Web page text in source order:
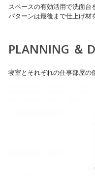
スペースの有効活用で洗面
パターンは最後まで仕上げ材
PLANNING ＆
寝室とそれぞれの仕事部屋の